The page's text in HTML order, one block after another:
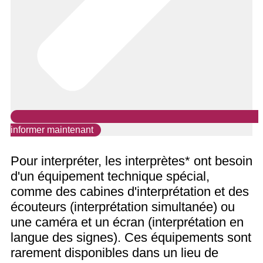
informer maintenant
Pour interpréter, les interprètes* ont besoin
d'un équipement technique spécial,
comme des cabines d'interprétation et des
écouteurs (interprétation simultanée) ou
une caméra et un écran (interprétation en
langue des signes). Ces équipements sont
rarement disponibles dans un lieu de